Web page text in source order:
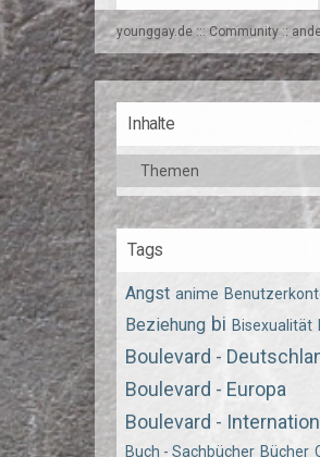
younggay.de ::: Community ::
Inhalte
Themen
Tags
Angst anime
Beziehung bi Bisexualität
Boulevard -
Boulevard - Europa
Boulevard -
Buch - Sachbücher Bücher